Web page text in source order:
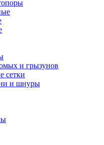
и грызунов
сетки
и шнуры